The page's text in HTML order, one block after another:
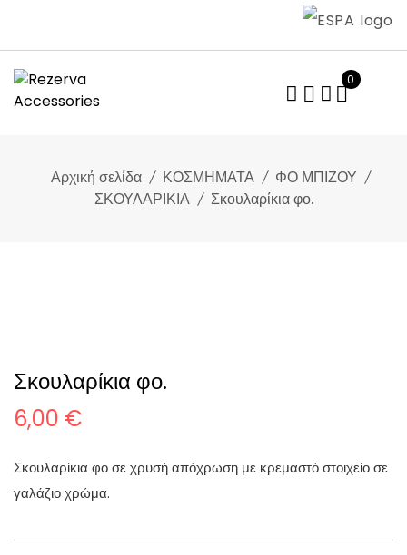
content
0
Αρχική σελίδα ΚΟΣΜΗΜΑΤΑ
ΦΟ ΜΠΙΖΟΥ
ΣΚΟΥΛΑΡΙΚΙΑ
Σκουλαρίκια φο.
Σκουλαρίκια φο.
6,00 €
Σκουλαρίκια φο σε χρυσή απόχρωση με κρεμαστό στοιχείο σε
γαλάζιο χρώμα.